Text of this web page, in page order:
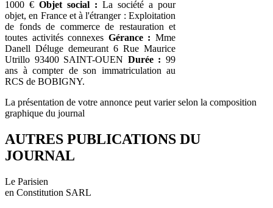
1000 € Objet social : La société a pour
objet, en France et à l'étranger : Exploitation
de fonds de commerce de restauration et
toutes activités connexes Gérance : Mme
Danell Déluge demeurant 6 Rue Maurice
Utrillo 93400 SAINT-OUEN Durée : 99
ans à compter de son immatriculation au
RCS de BOBIGNY.
La présentation de votre annonce peut varier selon la composition
graphique du journal
AUTRES PUBLICATIONS DU
JOURNAL
Le Parisien
en Constitution SARL